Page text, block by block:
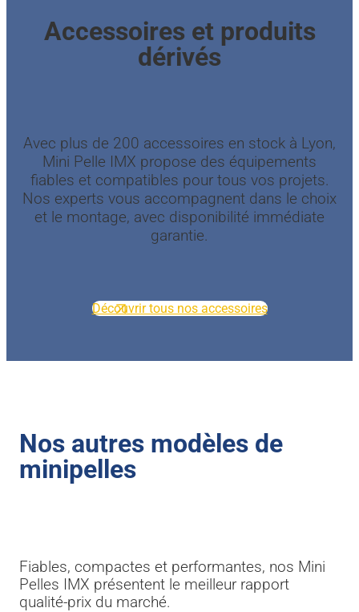
Accessoires et produits
dérivés
Avec plus de 200 accessoires en stock à Lyon,
Mini Pelle IMX propose des équipements
fiables et compatibles pour tous vos projets.
Nos experts vous accompagnent dans le choix
et le montage, avec disponibilité immédiate
garantie.
Découvrir tous nos accessoires
Nos autres modèles de
minipelles
Fiables, compactes et performantes, nos Mini
Pelles IMX présentent le meilleur rapport
qualité-prix du marché.